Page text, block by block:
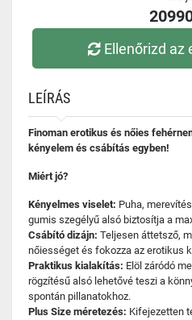
Ellenőrizd az
LEÍRÁS
Finoman erotikus és nőies
kényelem és csábítás egyben!
Miért jó?
Kényelmes viselet: Puha,
gumis szegélyű alsó biztosítja a
Csábító dizájn: Teljesen áttetsző,
nőiességet és fokozza az erotikus
Praktikus kialakítás: Elöl záródó
rögzítésű alsó lehetővé teszi a
spontán pillanatokhoz.
Plus Size méretezés: Kifejezetten